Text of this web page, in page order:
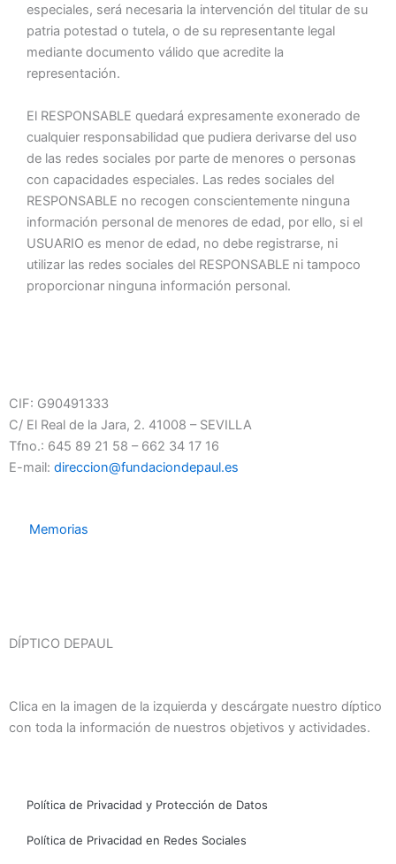
especiales, será necesaria la intervención del titular de su
patria potestad o tutela, o de su representante legal
mediante documento válido que acredite la
representación.
El RESPONSABLE quedará expresamente exonerado de
cualquier responsabilidad que pudiera derivarse del uso
de las redes sociales por parte de menores o personas
con capacidades especiales. Las redes sociales del
RESPONSABLE no recogen conscientemente ninguna
información personal de menores de edad, por ello, si el
USUARIO es menor de edad, no debe registrarse, ni
utilizar las redes sociales del RESPONSABLE ni tampoco
proporcionar ninguna información personal.
CIF: G90491333
C/ El Real de la Jara, 2. 41008 – SEVILLA
Tfno.: 645 89 21 58 – 662 34 17 16
E-mail: direccion@fundaciondepaul.es
Memorias
DÍPTICO DEPAUL
Clica en la imagen de la izquierda y descárgate nuestro díptico
con toda la información de nuestros objetivos y actividades.
Política de Privacidad y Protección de Datos
Política de Privacidad en Redes Sociales